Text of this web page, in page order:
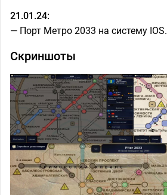
21.01.24:
— Порт Метро 2033 на систему IOS.
Скриншоты